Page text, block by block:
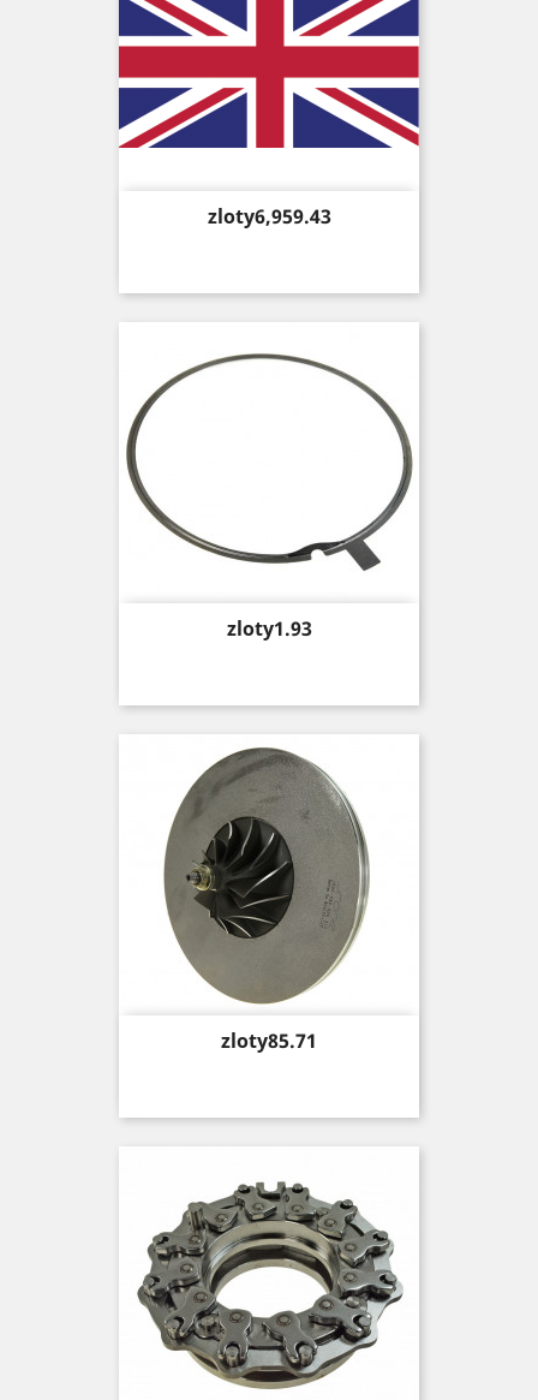
Price
zloty6,959.43
Price
zloty1.93
Price
zloty85.71